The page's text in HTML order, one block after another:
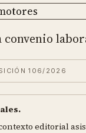
106/2026
editorial